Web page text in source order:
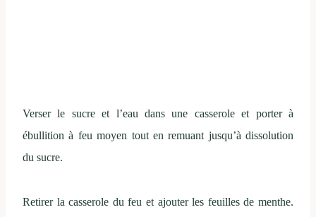
Verser le sucre et l’eau dans une casserole et porter à
ébullition à feu moyen tout en remuant jusqu’à dissolution
du sucre.
Retirer la casserole du feu et ajouter les feuilles de menthe.